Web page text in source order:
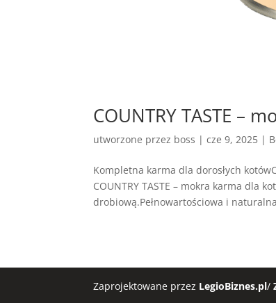
COUNTRY TASTE –
utworzone przez boss |cze 9, 2025 |
Kompletna karma dla dorosłych
COUNTRY TASTE – mokra karma dla
drobiową.Pełnowartościowa i
Zaprojektowane przez LegioBiznes.pl/